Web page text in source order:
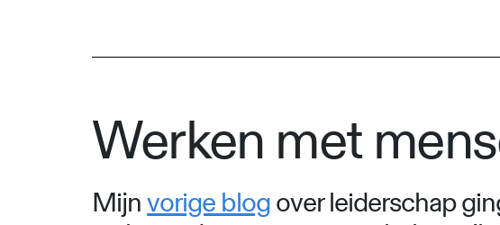
Werken met
Mijnvorige blogover leiderschap